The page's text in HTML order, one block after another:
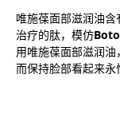
唯施葆面部滋润油
治疗的肽，模仿
用唯施葆面部滋润
而保持脸部看起来永